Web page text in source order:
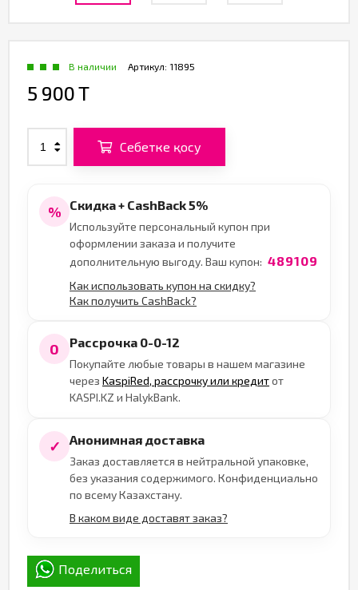
Артикул: 11895
В наличии
5 900 T
Себетке қосу
% Скидка + CashBack 5%
Используйте персональный купон при
оформлении заказа и получите
дополнительную выгоду. Ваш купон: 489109
Как использовать купон на скидку?
Как получить CashBack?
0 Рассрочка 0-0-12
Покупайте любые товары в нашем магазине
через KaspiRed, рассрочку или кредитот
KASPI.KZ и HalykBank.
✓ Анонимная доставка
Заказ доставляется в нейтральной упаковке,
без указания содержимого. Конфиденциально
по всему Казахстану.
В каком виде доставят заказ?
Поделиться